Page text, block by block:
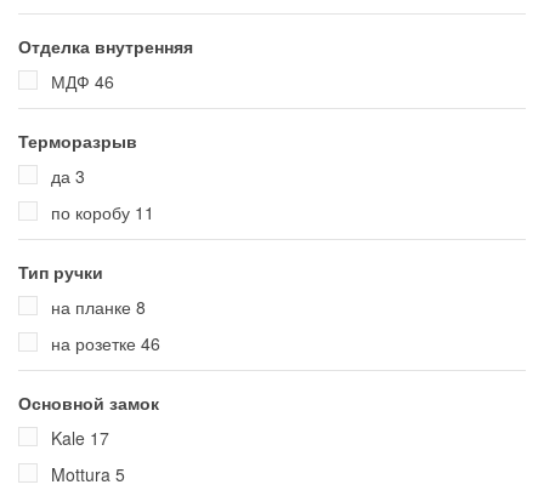
Отделка внутренняя
МДФ 46
Терморазрыв
да 3
по коробу 11
Тип ручки
на планке 8
на розетке 46
Основной замок
Kale 17
Mottura 5